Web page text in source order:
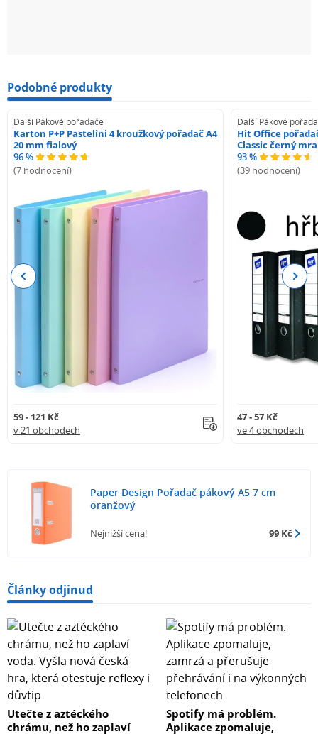
Podobné produkty
Další Pákové pořadače
Karton P+P Pastelini 4 kroužkový pořadač A4
20 mm fialový
96 %
(7 hodnocení)
59 - 121 Kč
v 21 obchodech
Další Pákové
Hit Office
Classic černý
93 %
(39 hodnocení)
47 - 57 Kč
ve 4 obchodech
Previous Next
Paper Design Pořadač pákový A5 7 cm
oranžový
Nejnižší cena! 99 Kč
Články odjinud
Utečte z aztéckého
chrámu, než ho zaplaví
Spotify má problém.
Aplikace zpomaluje,